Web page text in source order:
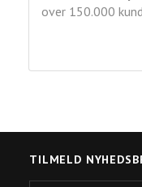
over 150.000
TILMELD